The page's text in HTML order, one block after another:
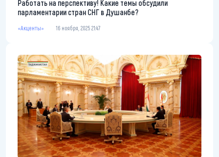
Работать на перспективу! Какие темы обсудили
парламентарии стран СНГ в Душанбе?
«Акценты» 16 ноября, 2025 21:47